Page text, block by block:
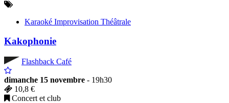
Karaoké Improvisation Théâtrale
Kakophonie
Flashback Café
dimanche 15 novembre - 19h30
10,8 €
Concert et club